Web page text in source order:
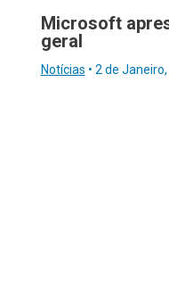
Microsoft
geral
Notícias • 2 de